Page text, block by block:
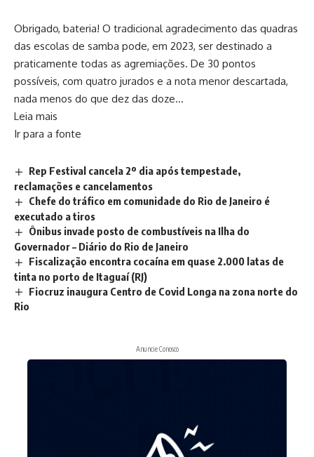
Obrigado, bateria! O tradicional agradecimento das quadras
das escolas de samba pode, em 2023, ser destinado a
praticamente todas as agremiações. De 30 pontos
possíveis, com quatro jurados e a nota menor descartada,
nada menos do que dez das doze…
Leia mais
Ir para a fonte
Rep Festival cancela 2º dia após tempestade,
reclamações e cancelamentos
Chefe do tráfico em comunidade do Rio de Janeiro é
executado a tiros
Ônibus invade posto de combustíveis na Ilha do
Governador – Diário do Rio de Janeiro
Fiscalização encontra cocaína em quase 2.000 latas de
tinta no porto de Itaguaí (RJ)
Fiocruz inaugura Centro de Covid Longa na zona norte do
Rio
Anuncie Conosco